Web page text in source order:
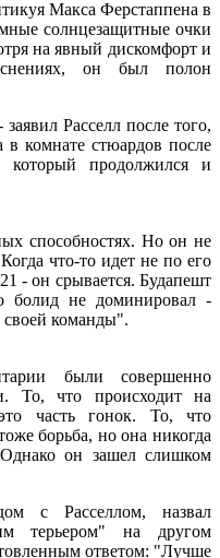
Макса Ферстаппена в
солнцезащитные очки
на явный дискомфорт и
он был полон
Расселл после того,
в комнате стюардов после
который продолжился и
способностях. Но он не
что-то идет не по его
- он срывается. Будапешт
болид не доминировал -
команды".
были совершенно
То, что происходит на
часть гонок. То, что
борьба, но она никогда
он зашел слишком
с Расселлом, назвал
терьером" на другом
ответом: "Лучше